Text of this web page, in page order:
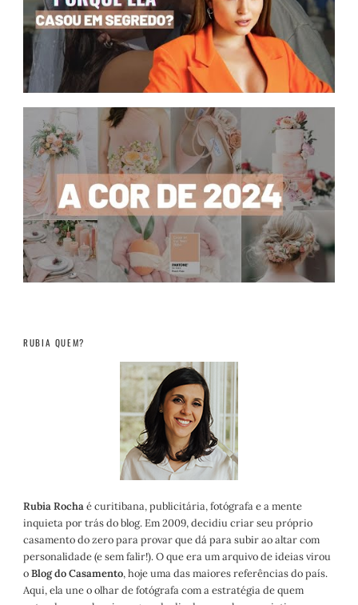
RUBIA QUEM?
Rubia Rochaé curitibana, publicitária, fotógrafa e a mente
inquieta por trás do blog. Em 2009, decidiu criar seu próprio
casamento do zero para provar que dá para subir ao altar com
personalidade (e sem falir!). O que era um arquivo de ideias virou
oBlog do Casamento, hoje uma das maiores referências do país.
Aqui, ela une o olhar de fotógrafa com a estratégia de quem